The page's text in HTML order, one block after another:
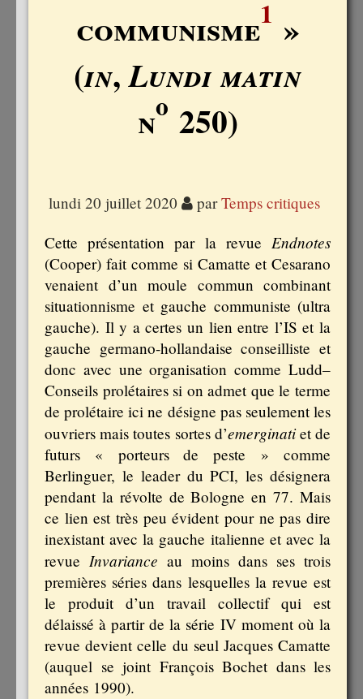
communisme1 »
(in,Lundi matin
no 250)
lundi 20 juillet 2020 parTemps critiques
Cette présentation par la revue Endnotes
(Cooper) fait comme si Camatte et Cesarano
venaient d’un moule commun combinant
situationnisme et gauche communiste (ultra
gauche). Il y a certes un lien entre l’IS et la
gauche germano-hollandaise conseilliste et
donc avec une organisation comme Ludd–
Conseils prolétaires si on admet que le terme
de prolétaire ici ne désigne pas seulement les
ouvriers mais toutes sortes d’emerginatiet de
futurs « porteurs de peste » comme
Berlinguer, le leader du PCI, les désignera
pendant la révolte de Bologne en 77. Mais
ce lien est très peu évident pour ne pas dire
inexistant avec la gauche italienne et avec la
revue Invariance au moins dans ses trois
premières séries dans lesquelles la revue est
le produit d’un travail collectif qui est
délaissé à partir de la série IV moment où la
revue devient celle du seul Jacques Camatte
(auquel se joint François Bochet dans les
années 1990).